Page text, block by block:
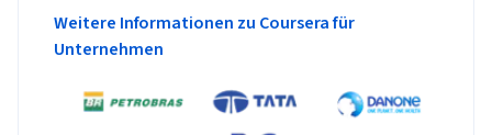
Weitere Informationen zu Coursera für
Unternehmen